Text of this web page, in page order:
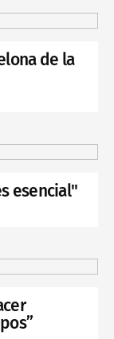
de la
esencial"